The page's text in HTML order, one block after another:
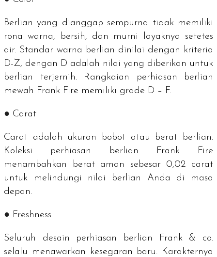
Berlian yang dianggap sempurna tidak memiliki
rona warna, bersih, dan murni layaknya setetes
air. Standar warna berlian dinilai dengan kriteria
D-Z, dengan D adalah nilai yang diberikan untuk
berlian terjernih. Rangkaian perhiasan berlian
mewah Frank Fire memiliki grade D – F.
● Carat
Carat adalah ukuran bobot atau berat berlian.
Koleksi perhiasan berlian Frank Fire
menambahkan berat aman sebesar 0,02 carat
untuk melindungi nilai berlian Anda di masa
depan.
● Freshness
Seluruh desain perhiasan berlian Frank & co.
selalu menawarkan kesegaran baru. Karakternya